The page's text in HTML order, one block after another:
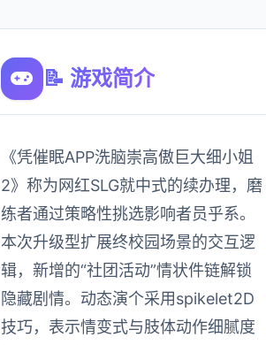
📝 游戏简介
《凭催眠APP洗脑崇高傲巨大细小姐
2》称为网红SLG就中式的续办理，磨
练者通过策略性挑选影响者员乎系。
本次升级型扩展终校园场景的交互逻
辑，新增的“社团活动”情状件链解锁
隐藏剧情。动态演个采用spikelet2D
技巧，表示情变式与肢体动作细腻度